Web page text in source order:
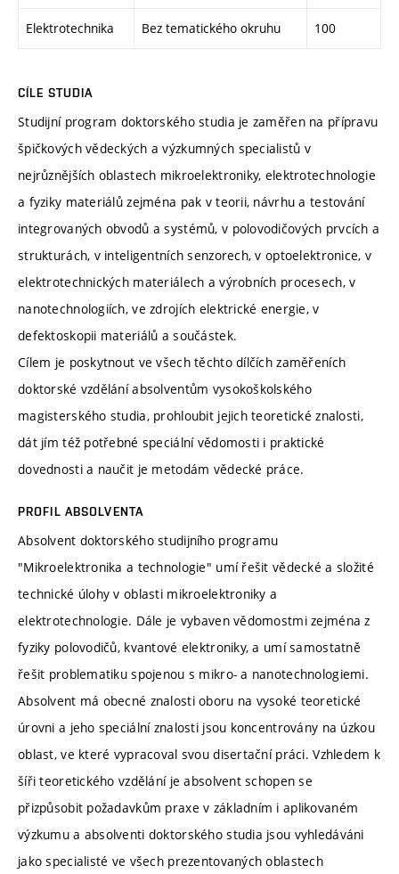
Elektrotechnika Bez tematického okruhu 100
CÍLE STUDIA
Studijní program doktorského studia je zaměřen na přípravu
špičkových vědeckých a výzkumných specialistů v
nejrůznějších oblastech mikroelektroniky, elektrotechnologie
a fyziky materiálů zejména pak v teorii, návrhu a testování
integrovaných obvodů a systémů, v polovodičových prvcích a
strukturách, v inteligentních senzorech, v optoelektronice, v
elektrotechnických materiálech a výrobních procesech, v
nanotechnologiích, ve zdrojích elektrické energie, v
defektoskopii materiálů a součástek.
Cílem je poskytnout ve všech těchto dílčích zaměřeních
doktorské vzdělání absolventům vysokoškolského
magisterského studia, prohloubit jejich teoretické znalosti,
dát jím též potřebné speciální vědomosti i praktické
dovednosti a naučit je metodám vědecké práce.
PROFIL ABSOLVENTA
Absolvent doktorského studijního programu
"Mikroelektronika a technologie" umí řešit vědecké a složité
technické úlohy v oblasti mikroelektroniky a
elektrotechnologie. Dále je vybaven vědomostmi zejména z
fyziky polovodičů, kvantové elektroniky, a umí samostatně
řešit problematiku spojenou s mikro- a nanotechnologiemi.
Absolvent má obecné znalosti oboru na vysoké teoretické
úrovni a jeho speciální znalosti jsou koncentrovány na úzkou
oblast, ve které vypracoval svou disertační práci. Vzhledem k
šíři teoretického vzdělání je absolvent schopen se
přizpůsobit požadavkům praxe v základním i aplikovaném
výzkumu a absolventi doktorského studia jsou vyhledáváni
jako specialisté ve všech prezentovaných oblastech